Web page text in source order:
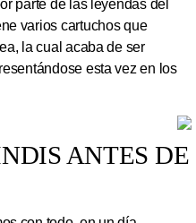
parte de las leyendas del
varios cartuchos que
la cual acaba de ser
esta vez en los
ANTES DE